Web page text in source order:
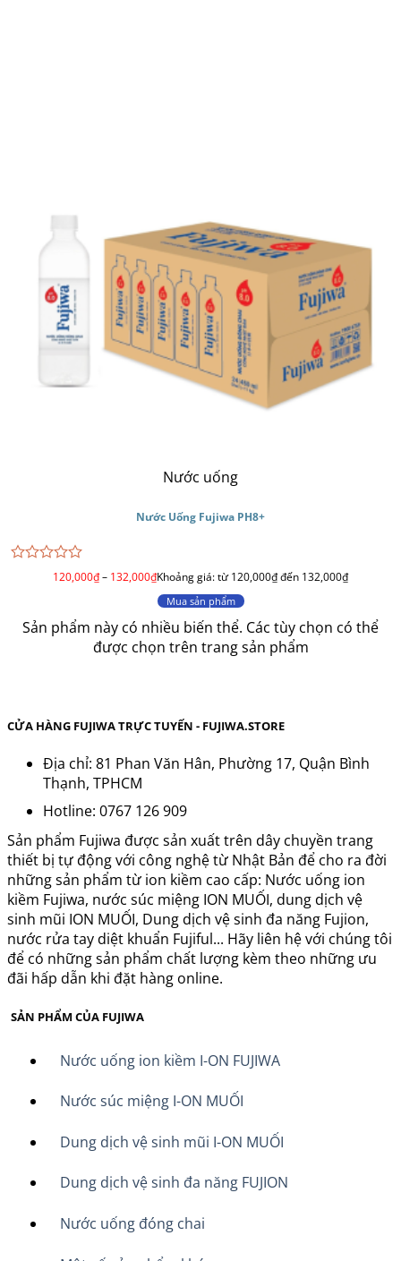
Nước uống
Nước Uống Fujiwa PH8+
120,000₫– 132,000₫Khoảng giá: từ 120,000₫ đến 132,000₫
Mua sản phẩm
Sản phẩm này có nhiều biến thể. Các tùy chọn có thể
được chọn trên trang sản phẩm
CỬA HÀNG FUJIWA TRỰC TUYẾN - FUJIWA.STORE
Địa chỉ: 81 Phan Văn Hân, Phường 17, Quận Bình
Thạnh, TPHCM
Hotline: 0767 126 909
Sản phẩm Fujiwa được sản xuất trên dây chuyền trang
thiết bị tự động với công nghệ từ Nhật Bản để cho ra đời
những sản phẩm từ ion kiềm cao cấp: Nước uống ion
kiềm Fujiwa, nước súc miệng ION MUỐI, dung dịch vệ
sinh mũi ION MUỐI, Dung dịch vệ sinh đa năng Fujion,
nước rửa tay diệt khuẩn Fujiful... Hãy liên hệ với chúng tôi
để có những sản phẩm chất lượng kèm theo những ưu
đãi hấp dẫn khi đặt hàng online.
SẢN PHẨM CỦA FUJIWA
Nước uống ion kiềm I-ON FUJIWA
Nước súc miệng I-ON MUỐI
Dung dịch vệ sinh mũi I-ON MUỐI
Dung dịch vệ sinh đa năng FUJION
Nước uống đóng chai